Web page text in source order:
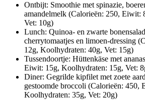
Ontbijt: Smoothie met spinazie,
amandelmelk (Calorieën: 250, Eiwit:
Vet: 10g)
Lunch: Quinoa- en zwarte
cherrytomaatjes en limoen-dressing
12g, Koolhydraten: 40g, Vet: 15g)
Tussendoortje: Hüttenkäse met
Eiwit: 15g, Koolhydraten: 15g, Vet:
Diner: Gegrilde kipfilet met zoete
gestoomde broccoli (Calorieën: 450,
Koolhydraten: 35g, Vet: 20g)